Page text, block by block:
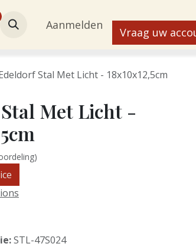
Aanmelden
Vraag uw
Stal Met Licht - 18x10x12,5cm
Met Licht -
STL-47S024